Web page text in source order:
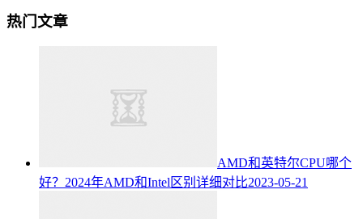
热门文章
AMD和英特尔CPU哪个
好？2024年AMD和Intel区别详细对比2023-05-21